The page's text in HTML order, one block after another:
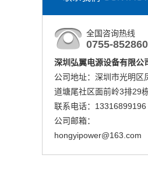
全国咨询热线
0755-
深圳弘翼电源设备有限公
公司地址：深圳市光明区
道塘尾社区面前岭3排29
联系电话：13316899196
公司邮箱：
hongyipower@163.com